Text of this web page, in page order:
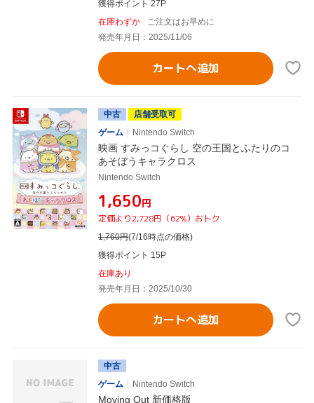
獲得ポイント 27P
在庫わずか
ご注文はお早めに
発売年月日：2025/11/06
カートへ追加
中古
店舗受取可
ゲーム
Nintendo Switch
映画 すみっコぐらし 空の王国とふたりのコ
あそぼうキャラクロス
Nintendo Switch
¥1,650円
定価より2,728円（62%）おトク
1,760円(7/16時点の価格)
獲得ポイント 15P
在庫あり
発売年月日：2025/10/30
カートへ追加
中古
ゲーム
Nintendo Switch
Moving Out 新価格版